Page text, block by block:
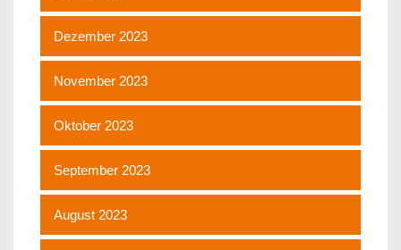
Dezember 2023
November 2023
Oktober 2023
September 2023
August 2023